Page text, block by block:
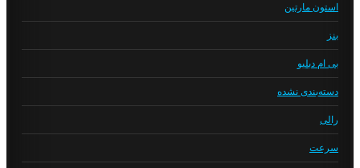
استون مارتین
بنز
بی ام دبلیو
دسته‌بندی نشده
رالی
سرعت